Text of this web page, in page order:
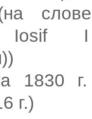
Iosif
1830
г.)